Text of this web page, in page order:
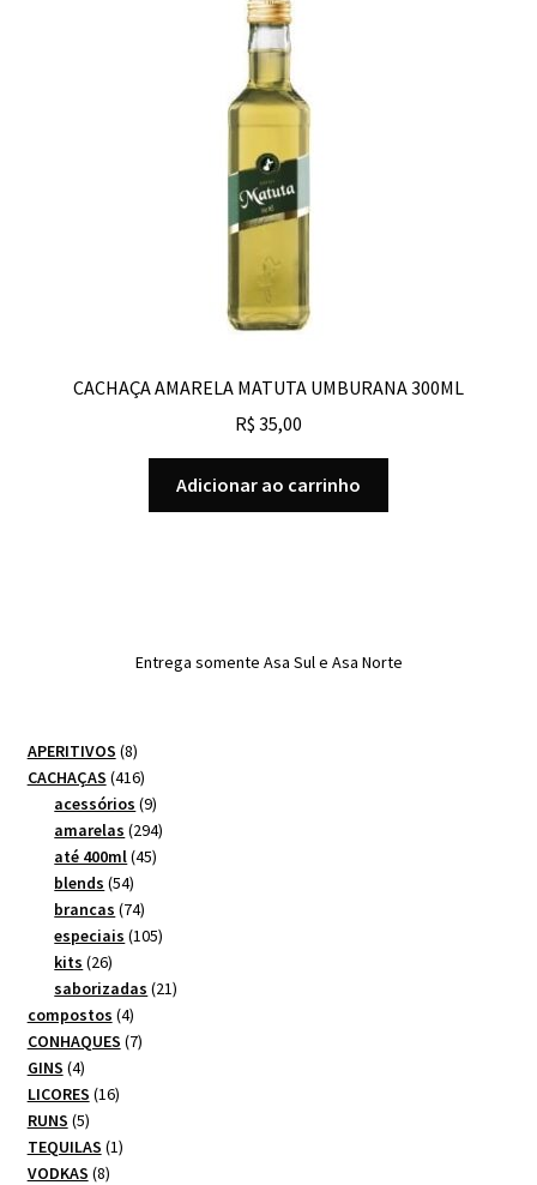
CACHAÇA AMARELA MATUTA UMBURANA 300ML
R$ 35,00
Adicionar ao carrinho
Entrega somente Asa Sul e Asa Norte
APERITIVOS 88
produtos
CACHAÇAS 416416
produtos
acessórios 99
produtos
amarelas 294294
até 400ml 4545
blends 5454
produtos
brancas 7474
produtos
especiais 105105
kits 2626
produtos
saborizadas 2121
compostos 44
produtos
CONHAQUES 77
GINS 44
produtos
LICORES 1616
RUNS 55
produtos
TEQUILAS 11
VODKAS 88